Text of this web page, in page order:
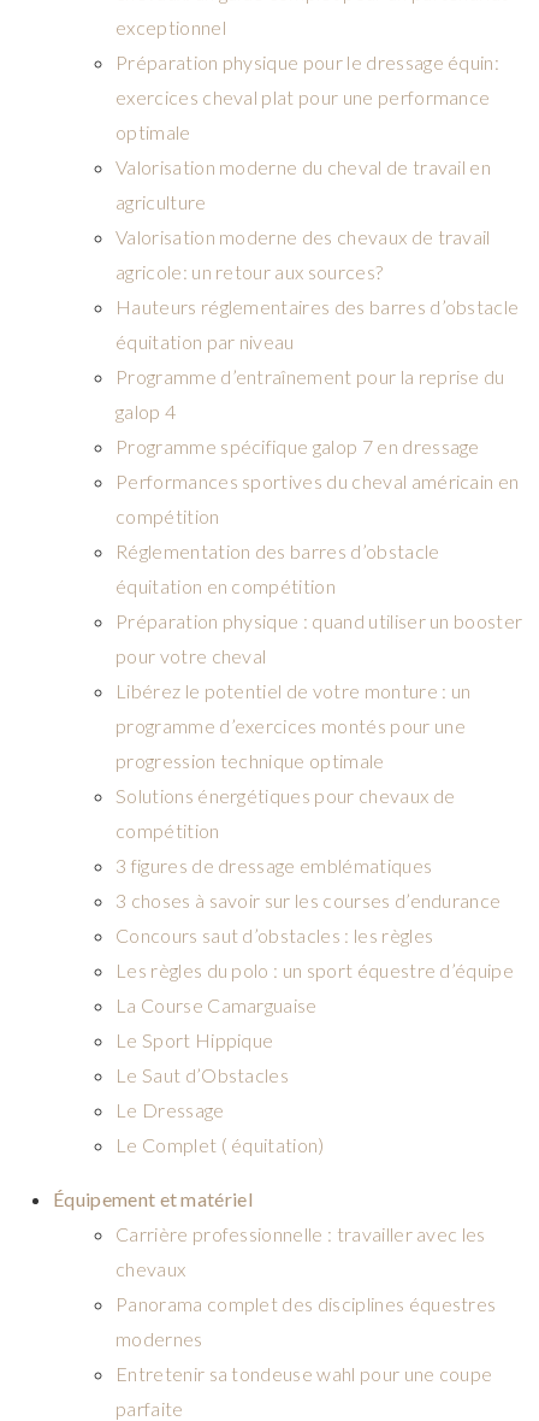
exceptionnel
Préparation physique pour le dressage équin:
exercices cheval plat pour une performance
optimale
Valorisation moderne du cheval de travail en
agriculture
Valorisation moderne des chevaux de travail
agricole: un retour aux sources?
Hauteurs réglementaires des barres d’obstacle
équitation par niveau
Programme d’entraînement pour la reprise du
galop 4
Programme spécifique galop 7 en dressage
Performances sportives du cheval américain en
compétition
Réglementation des barres d’obstacle
équitation en compétition
Préparation physique : quand utiliser un booster
pour votre cheval
Libérez le potentiel de votre monture : un
programme d’exercices montés pour une
progression technique optimale
Solutions énergétiques pour chevaux de
compétition
3 figures de dressage emblématiques
3 choses à savoir sur les courses d’endurance
Concours saut d’obstacles : les règles
Les règles du polo : un sport équestre d’équipe
La Course Camarguaise
Le Sport Hippique
Le Saut d’Obstacles
Le Dressage
Le Complet ( équitation)
Équipement et matériel
Carrière professionnelle : travailler avec les
chevaux
Panorama complet des disciplines équestres
modernes
Entretenir sa tondeuse wahl pour une coupe
parfaite